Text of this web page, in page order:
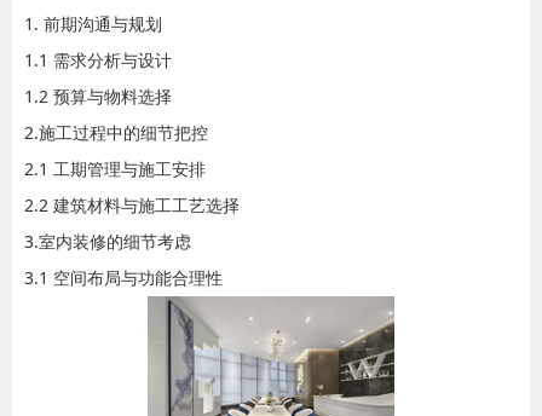
1. 前期沟通与规划
1.1 需求分析与设计
1.2 预算与物料选择
2.施工过程中的细节把控
2.1 工期管理与施工安排
2.2 建筑材料与施工工艺选择
3.室内装修的细节考虑
3.1 空间布局与功能合理性